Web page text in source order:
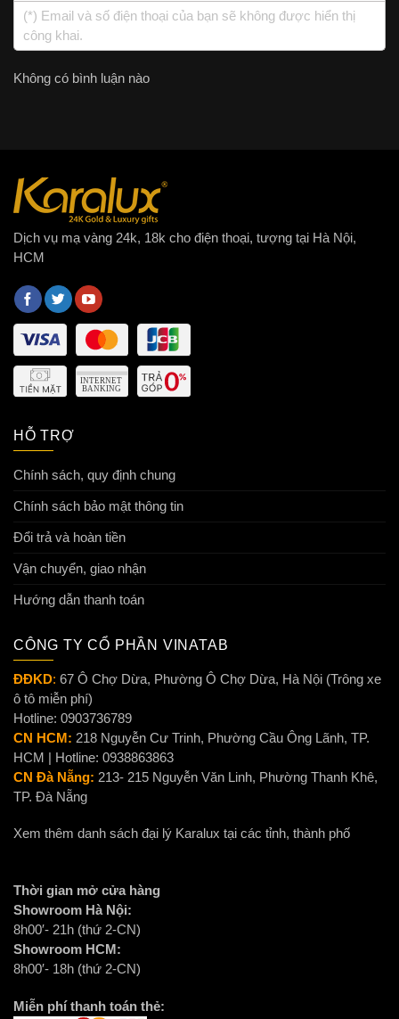
(*) Email và số điện thoại của bạn sẽ không được hiển thị
công khai.
Không có bình luận nào
Dịch vụ mạ vàng 24k, 18k cho điện thoại, tượng tại Hà Nội,
HCM
HỖ TRỢ
Chính sách, quy định chung
Chính sách bảo mật thông tin
Đổi trả và hoàn tiền
Vận chuyển, giao nhận
Hướng dẫn thanh toán
CÔNG TY CỔ PHẦN VINATAB
ĐĐKD: 67 Ô Chợ Dừa, Phường Ô Chợ Dừa, Hà Nội (Trông xe
ô tô miễn phí)
Hotline: 0903736789
CN HCM: 218 Nguyễn Cư Trinh, Phường Cầu Ông Lãnh, TP.
HCM | Hotline: 0938863863
CN Đà Nẵng: 213- 215 Nguyễn Văn Linh, Phường Thanh Khê,
TP. Đà Nẵng
Xem thêm danh sách đại lý Karalux tại các tỉnh, thành phố
Thời gian mở cửa hàng
Showroom Hà Nội:
8h00′- 21h (thứ 2-CN)
Showroom HCM:
8h00′- 18h (thứ 2-CN)
Miễn phí thanh toán thẻ: